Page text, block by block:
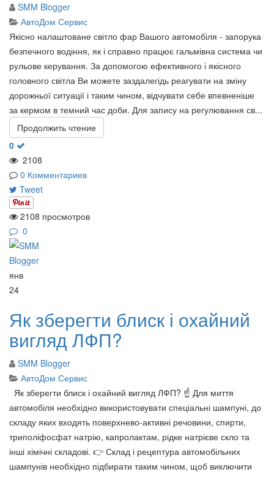
SMM Blogger
АвтоДом Сервис
Якісно налаштоване світло фар Вашого автомобіля - запорука
безпечного водіння, як і справно працює гальмівна система чи
рульове керування. За допомогою ефективного і якісного
головного світла Ви можете заздалегідь реагувати на зміну
дорожньої ситуації і таким чином, відчувати себе впевненіше
за кермом в темний час доби. Для запису на регулювання св...
Продолжить чтение
0
2108
0 Комментариев
Tweet
2108 просмотров
0
янв
24
Як зберегти блиск і охайний
вигляд ЛФП?
SMM Blogger
АвтоДом Сервис
Як зберегти блиск і охайний вигляд ЛФП? ☝️ Для миття
автомобіля необхідно використовувати спеціальні шампуні, до
складу яких входять поверхнево-активні речовини, спирти,
триполіфосфат натрію, капролактам, рідке натрієве скло та
інші хімічні складові. 👉 Склад і рецептура автомобільних
шампунів необхідно підбирати таким чином, щоб виключити